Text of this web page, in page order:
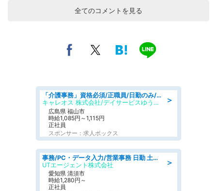
全てのコメントを見る
＞
「介護事務」資格必須/正職員/日勤のみ/デイサービス
キャレオス 株式会社/デイサービスゆうゆう南本庄
広島県 福山市
時給1,085円～1,115円
正社員
スポンサー：求人ボックス
＞
事務/PC・データ入力/営業事務 日勤 土日休み 残業少なめ 車通勤OK 総合事務
UTエージェント株式会社
愛知県 清須市
時給1,280円～
正社員